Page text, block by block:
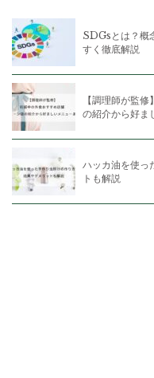
SDGsとは？概
すく徹底解説
【調理師が監
の紹介から好ま
ハッカ油を使っ
トも解説